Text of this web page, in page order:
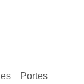
Portes